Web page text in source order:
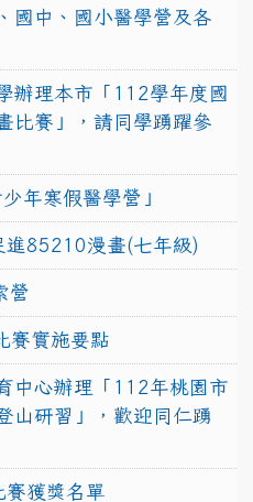
國中、國小醫學營及各
辦理本市「112學年度國
比賽」，請同學踴躍參
年寒假醫學營」
進85210漫畫(七年級)
營
賽實施要點
中心辦理「112年桃園市
山研習」，歡迎同仁踴
賽獲獎名單